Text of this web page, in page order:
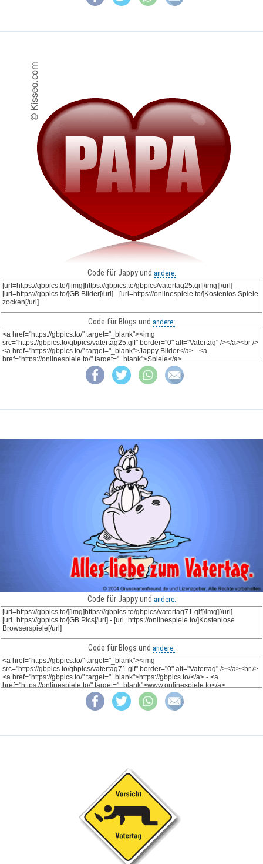
Code für Jappy und andere:
Code für Blogs und andere:
Code für Jappy und andere:
Code für Blogs und andere: